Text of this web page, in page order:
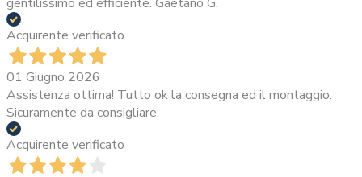
Acquirente verificato
01 Giugno 2026
Assistenza ottima! Tutto ok la consegna ed il montaggio.
Sicuramente da consigliare.
Acquirente verificato